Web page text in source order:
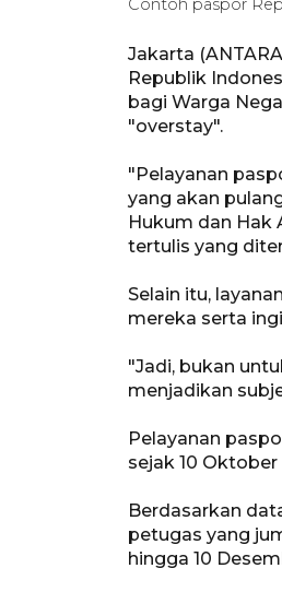
Contoh paspor
Jakarta
Republik
bagi Warga
"overstay".
"Pelayanan
yang akan
Hukum dan Hak
tertulis yang
Selain itu,
mereka serta
"Jadi, bukan
menjadikan
Pelayanan
sejak 10
Berdasarkan
petugas yang
hingga 10